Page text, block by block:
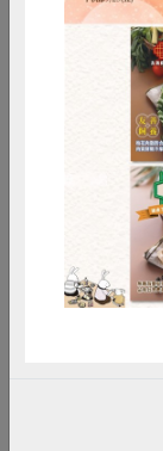
湧升海洋股份有限公
澎湖野生小花枝
雞蛋